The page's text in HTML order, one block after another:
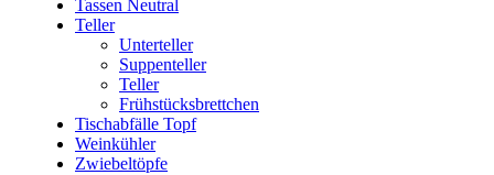
Tassen Neutral
Teller
Unterteller
Suppenteller
Teller
Frühstücksbrettchen
Tischabfälle Topf
Weinkühler
Zwiebeltöpfe